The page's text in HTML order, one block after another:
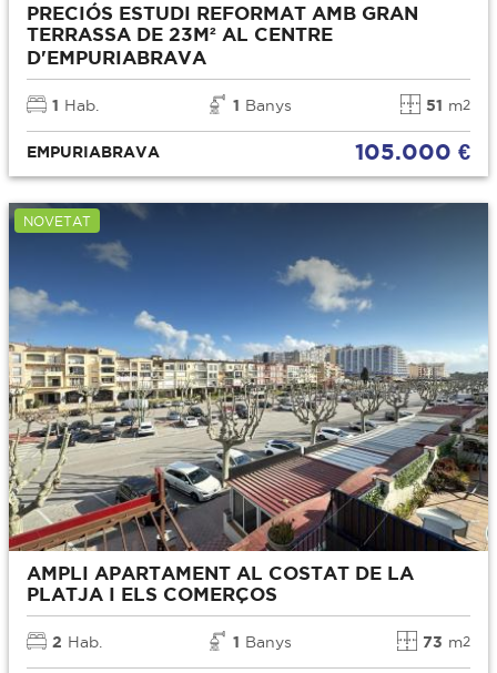
PRECIÓS ESTUDI REFORMAT AMB GRAN
TERRASSA DE 23M² AL CENTRE
D'EMPURIABRAVA
1 Hab. 1 Banys 51 m2
EMPURIABRAVA 105.000 €
NOVETAT
AMPLI APARTAMENT AL COSTAT DE LA
PLATJA I ELS COMERÇOS
2 Hab. 1 Banys 73 m2